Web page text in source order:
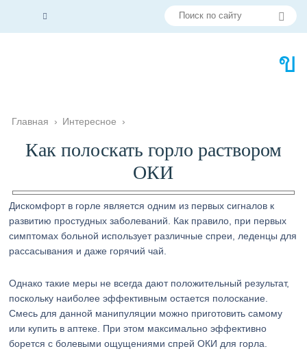
Главная › Интересное ›
Как полоскать горло раствором
ОКИ
Дискомфорт в горле является одним из первых сигналов к
развитию простудных заболеваний. Как правило, при первых
симптомах больной использует различные спреи, леденцы для
рассасывания и даже горячий чай.
Однако такие меры не всегда дают положительный результат,
поскольку наиболее эффективным остается полоскание.
Смесь для данной манипуляции можно приготовить самому
или купить в аптеке. При этом максимально эффективно
борется с болевыми ощущениями спрей ОКИ для горла.